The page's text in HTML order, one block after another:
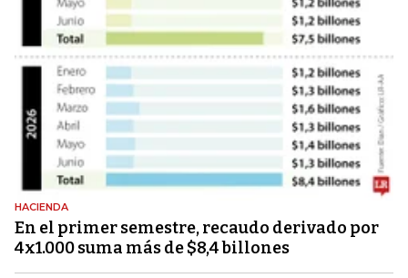
HACIENDA
En el primer semestre, recaudo derivado por
4x1.000 suma más de $8,4 billones